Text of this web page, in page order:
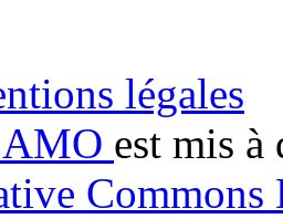
légales
est mis à